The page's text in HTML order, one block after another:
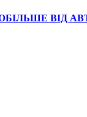
БІЛЬШЕ ВІД